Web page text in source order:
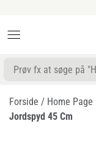
Forside / Home Page
Jordspyd 45 Cm